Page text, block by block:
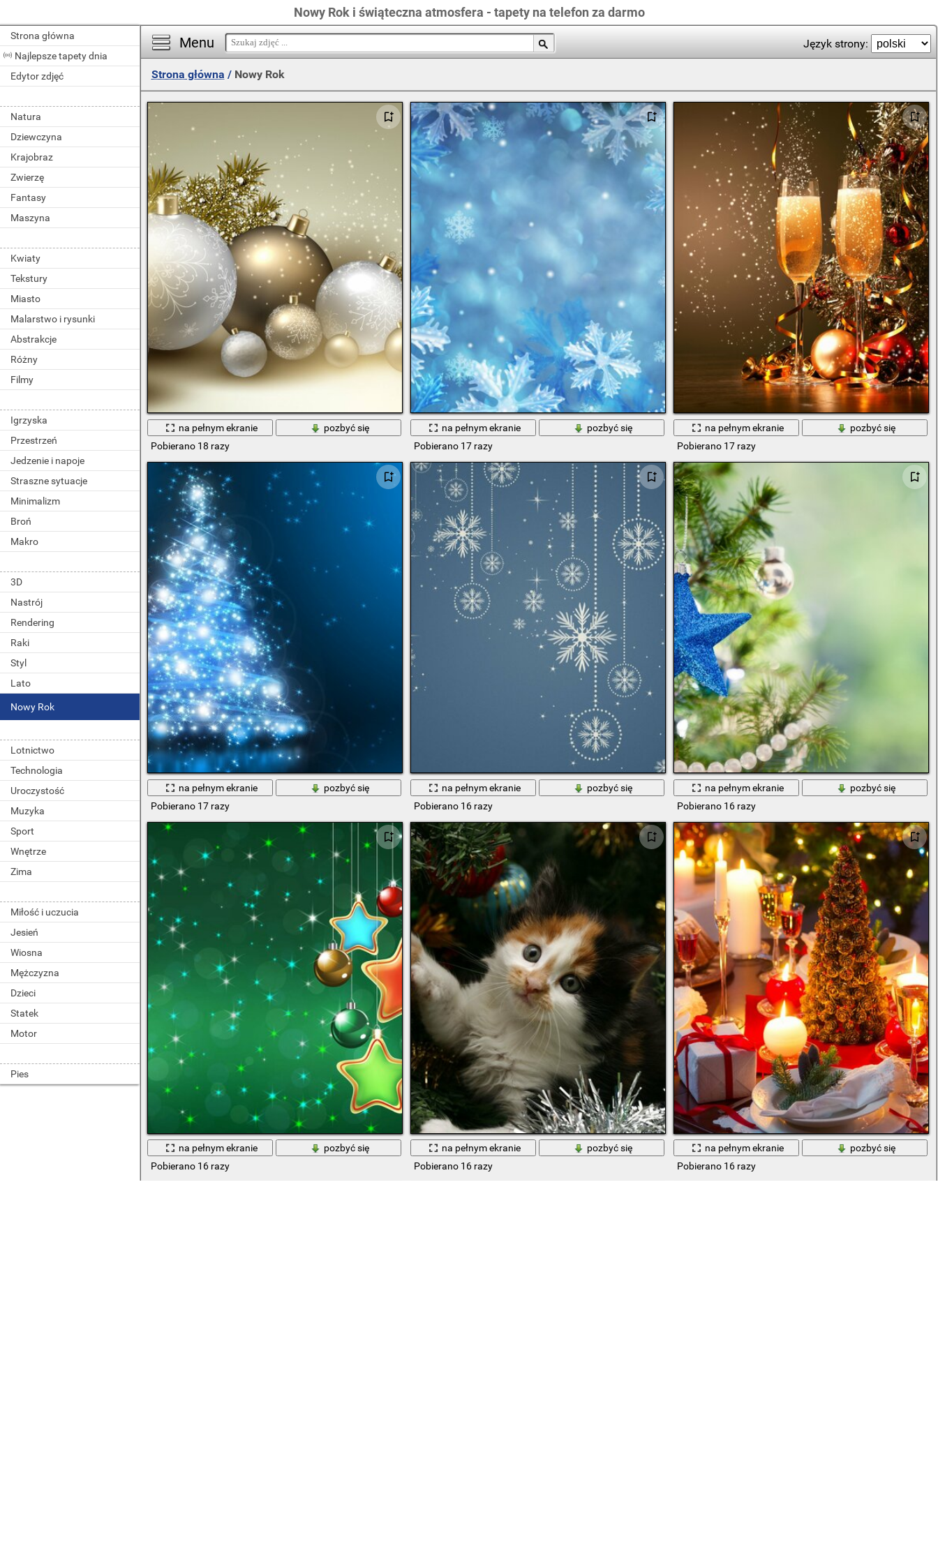
Nowy Rok i świąteczna atmosfera - tapety na telefon za darmo
Strona główna
Najlepsze tapety dnia
Edytor zdjęć
Natura
Dziewczyna
Krajobraz
Zwierzę
Fantasy
Maszyna
Kwiaty
Tekstury
Miasto
Malarstwo i rysunki
Abstrakcje
Różny
Filmy
Igrzyska
Przestrzeń
Jedzenie i napoje
Straszne sytuacje
Minimalizm
Broń
Makro
3D
Nastrój
Rendering
Raki
Styl
Lato
Nowy Rok
Lotnictwo
Technologia
Uroczystość
Muzyka
Sport
Wnętrze
Zima
Miłość i uczucia
Jesień
Wiosna
Mężczyzna
Dzieci
Statek
Motor
Pies
Menu Język strony:
Strona główna / Nowy Rok
na pełnym ekranie
pozbyć się
Pobierano 18 razy
na pełnym ekranie
pozbyć się
Pobierano 17 razy
na pełnym ekranie
pozbyć się
Pobierano 17 razy
na pełnym ekranie
pozbyć się
Pobierano 17 razy
na pełnym ekranie
pozbyć się
Pobierano 16 razy
na pełnym ekranie
pozbyć się
Pobierano 16 razy
na pełnym ekranie
pozbyć się
Pobierano 16 razy
na pełnym ekranie
pozbyć się
Pobierano 16 razy
na pełnym ekranie
pozbyć się
Pobierano 16 razy